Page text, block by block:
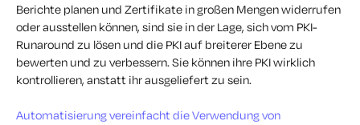
Berichte planen und Zertifikate in großen Mengen widerrufen
oder ausstellen können, sind sie in der Lage, sich vom PKI-
Runaround zu lösen und die PKI auf breiterer Ebene zu
bewerten und zu verbessern. Sie können ihre PKI wirklich
kontrollieren, anstatt ihr ausgeliefert zu sein.
Automatisierung vereinfacht die Verwendung von